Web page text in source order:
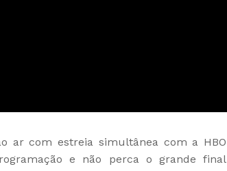
ar com estreia simultânea com a HBO
e não perca o grande final